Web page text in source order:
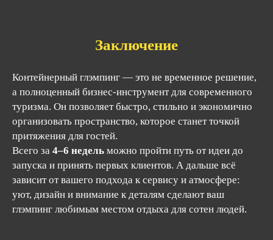
Заключение
Контейнерный глэмпинг — это не временное решение,
а полноценный бизнес-инструмент для современного
туризма. Он позволяет быстро, стильно и экономично
организовать пространство, которое станет точкой
притяжения для гостей.
Всего за 4–6 недель можно пройти путь от идеи до
запуска и принять первых клиентов. А дальше всё
зависит от вашего подхода к сервису и атмосфере:
уют, дизайн и внимание к деталям сделают ваш
глэмпинг любимым местом отдыха для сотен людей.